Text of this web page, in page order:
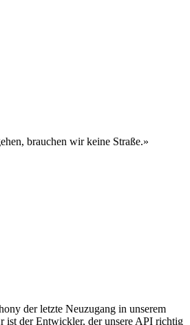
brauchen wir keine Straße.»
der letzte Neuzugang in unserem
ist der Entwickler, der unsere API richtig